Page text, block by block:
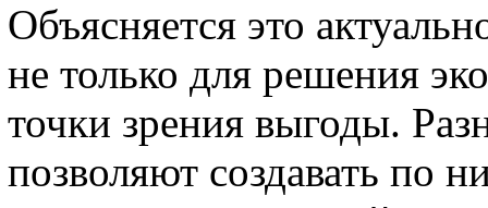
Объясняется это
не только для решения
точки зрения выгоды.
позволяют создавать по